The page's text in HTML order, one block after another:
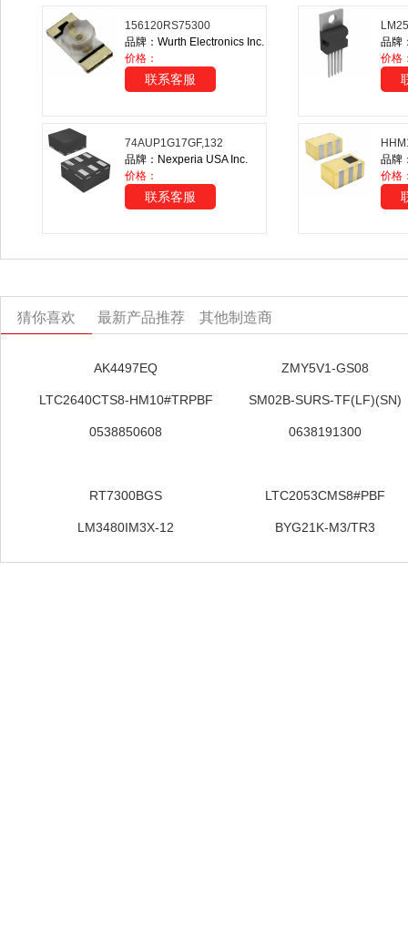
156120RS75300
品牌：Wurth Electronics Inc.
价格：
联系客服
品牌
价格
74AUP1G17GF,132
品牌：Nexperia USA Inc.
价格：
联系客服
品牌
价格
猜你喜欢 最新产品推荐 其他制造商
AK4497EQ ZMY5V1-GS08
LTC2640CTS8-HM10#TRPBF SM02B-SURS-TF(LF)(SN)
0538850608 0638191300
RT7300BGS LTC2053CMS8#PBF
LM3480IM3X-12 BYG21K-M3/TR3